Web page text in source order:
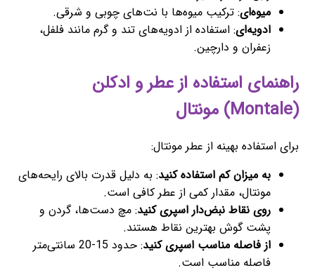
میوه‌ای: ترکیب میوه‌ها با نت‌های چوبی و شرقی.
ادویه‌ای: استفاده از ادویه‌های تند و گرم مانند فلفل،
زعفران و دارچین.
راهنمای استفاده از عطر و ادکلن
(Montale) مونتال
برای استفاده بهینه از عطر مونتال:
به میزان کم استفاده کنید: به دلیل قدرت بالای رایحه‌های
مونتال، مقدار کمی از عطر کافی است.
روی نقاط نبض‌دار اسپری کنید: مچ دست‌ها، گردن و
پشت گوش بهترین نقاط هستند.
از فاصله مناسب اسپری کنید
: حدود 15-20 سانتی‌متر
فاصله مناسب است.